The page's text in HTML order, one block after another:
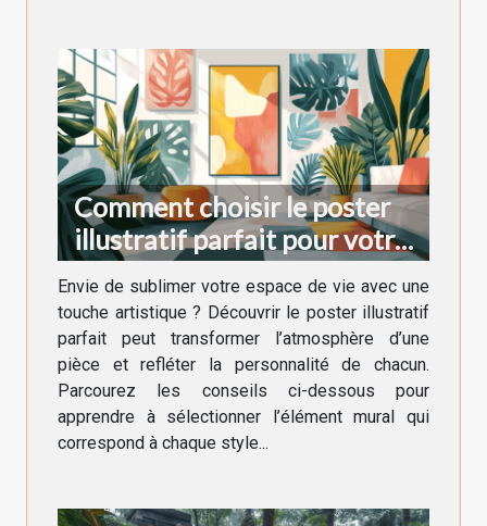
Comment choisir le poster
illustratif parfait pour votre
décoration intérieure
Envie de sublimer votre espace de vie avec une
touche artistique ? Découvrir le poster illustratif
parfait peut transformer l’atmosphère d’une
pièce et refléter la personnalité de chacun.
Parcourez les conseils ci-dessous pour
apprendre à sélectionner l’élément mural qui
correspond à chaque style...